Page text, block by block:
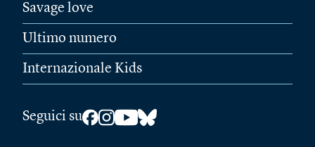
Savage love
Ultimo numero
Internazionale Kids
Seguici su